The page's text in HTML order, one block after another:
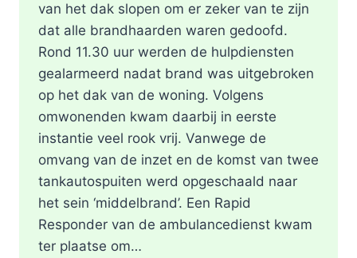
van het dak slopen om er zeker van te zijn
dat alle brandhaarden waren gedoofd.
Rond 11.30 uur werden de hulpdiensten
gealarmeerd nadat brand was uitgebroken
op het dak van de woning. Volgens
omwonenden kwam daarbij in eerste
instantie veel rook vrij. Vanwege de
omvang van de inzet en de komst van twee
tankautospuiten werd opgeschaald naar
het sein ‘middelbrand’. Een Rapid
Responder van de ambulancedienst kwam
ter plaatse om…